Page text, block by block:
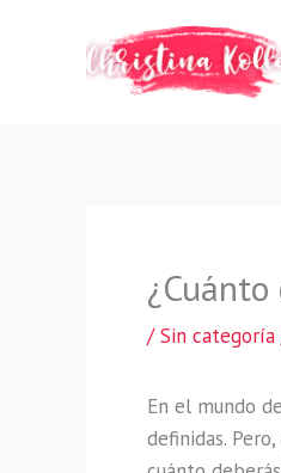
/Sin categoría
En el mundo
definidas.